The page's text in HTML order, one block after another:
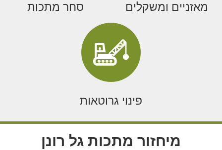
מאזניים ומשקלים סחר מתכות
פינוי גרוטאות
מיחזור מתכות גל רונן